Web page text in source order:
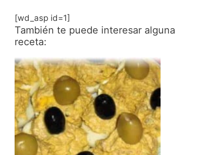
[wd_asp id=1]
También te puede interesar alguna
receta: